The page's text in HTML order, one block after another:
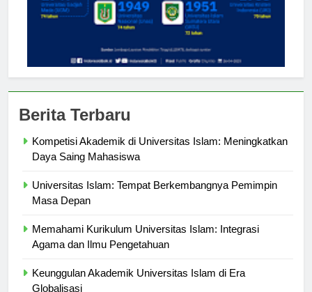
Berita Terbaru
Kompetisi Akademik di Universitas Islam: Meningkatkan
Universitas Islam: Tempat Berkembangnya Pemimpin
Memahami Kurikulum Universitas Islam: Integrasi
Keunggulan Akademik Universitas Islam di Era